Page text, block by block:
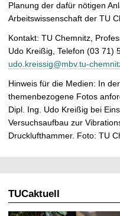
Planung der dafür nötigen
Arbeitswissenschaft der TU
Kontakt: TU Chemnitz,
Udo Kreißig, Telefon (03 71)
udo.kreissig@mbv.tu-
Hinweis für die Medien: In
themenbezogene Fotos
Dipl. Ing. Udo Kreißig bei
Versuchsaufbau zur
Drucklufthammer. Foto: TU
TUCaktuell